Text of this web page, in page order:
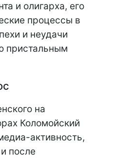
и олигарха, его
процессы в
и неудачи
пристальным
на
Коломойский
активность,
после